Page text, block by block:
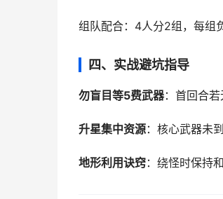
组队配合：4人分2组，每组
四、实战避坑指导
勿盲目等5费武器：首回合若
升星集中资源：核心武器未
地形利用诀窍：绕怪时保持